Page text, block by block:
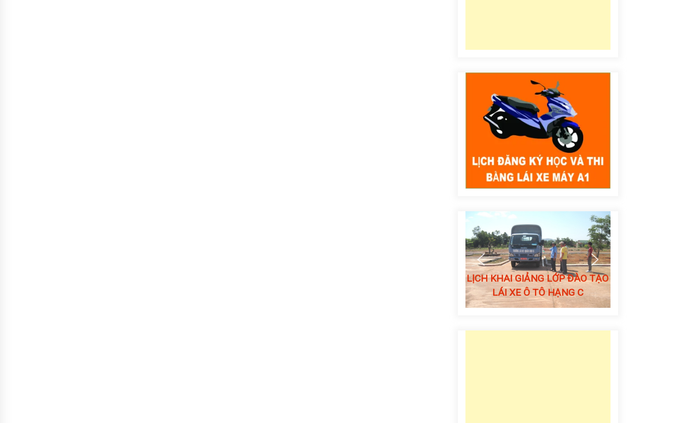
LỊCH KHAI GIẢNG LỚP ĐÀO TẠO
LỊCH KHAI GIẢNG LỚP ĐÀO TẠO
LÁI XE Ô TÔ HẠNG B